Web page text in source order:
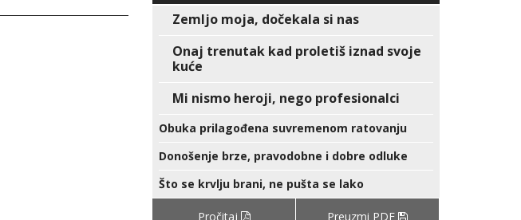
Zemljo moja, dočekala si nas
Onaj trenutak kad proletiš iznad svoje
kuće
Mi nismo heroji, nego profesionalci
Obuka prilagođena suvremenom ratovanju
Donošenje brze, pravodobne i dobre odluke
Što se krvlju brani, ne pušta se lako
Pročitaj Preuzmi PDF